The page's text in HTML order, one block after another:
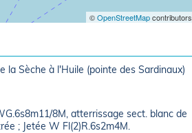
©OpenStreetMapcontributors
la Sèche à l'Huile (pointe des Sardinaux)
8M, atterrissage sect. blanc de
; Jetée W Fl(2)R.6s2m4M.